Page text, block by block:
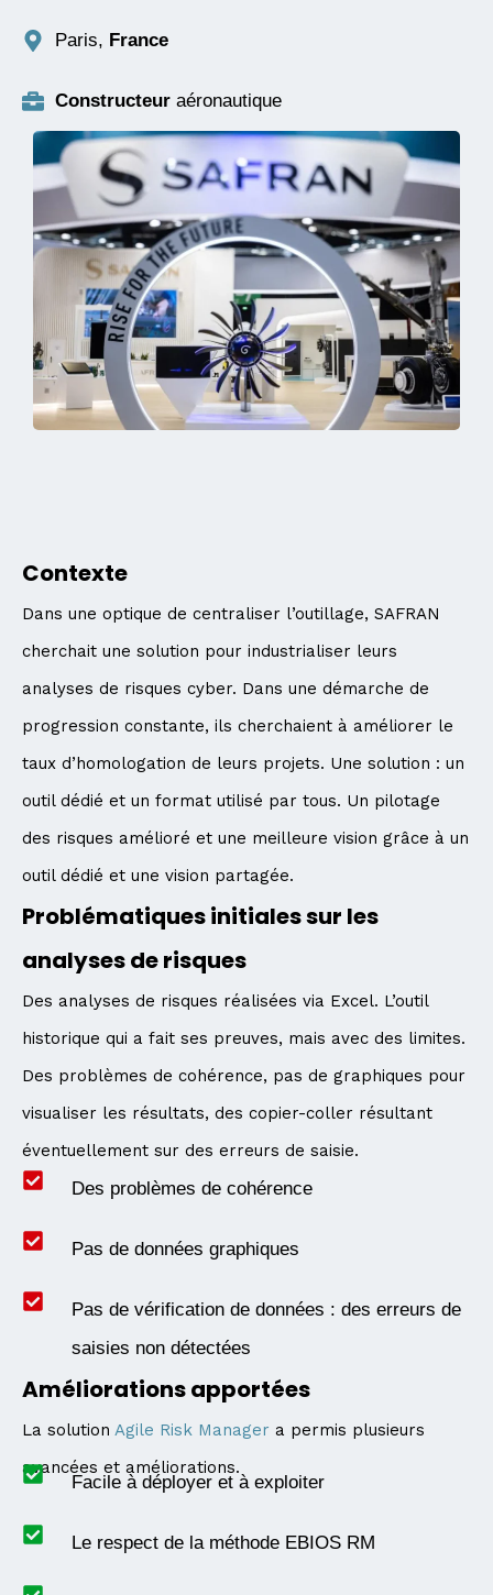
Paris, France
Constructeur aéronautique
Contexte
Dans une optique de centraliser l’outillage, SAFRAN
cherchait une solution pour industrialiser leurs
analyses de risques cyber. Dans une démarche de
progression constante, ils cherchaient à améliorer le
taux d’homologation de leurs projets. Une solution : un
outil dédié et un format utilisé par tous. Un pilotage
des risques amélioré et une meilleure vision grâce à un
outil dédié et une vision partagée.
Problématiques initiales sur les
analyses de risques
Des analyses de risques réalisées via Excel. L’outil
historique qui a fait ses preuves, mais avec des limites.
Des problèmes de cohérence, pas de graphiques pour
visualiser les résultats, des copier-coller résultant
éventuellement sur des erreurs de saisie.
Des problèmes de cohérence
Pas de données graphiques
Pas de vérification de données : des erreurs de
saisies non détectées
Améliorations apportées
La solution Agile Risk Manager a permis plusieurs
avancées et améliorations.
Facile à déployer et à exploiter
Le respect de la méthode EBIOS RM